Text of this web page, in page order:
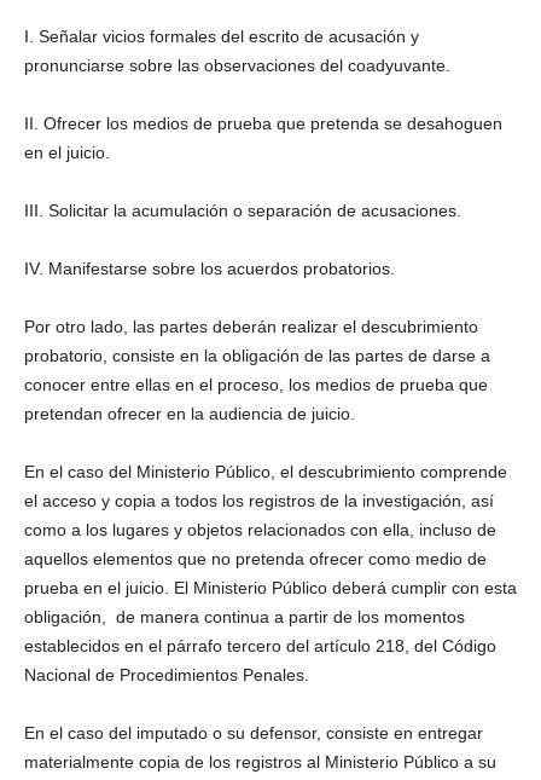
I. Señalar vicios formales del escrito de acusación y
pronunciarse sobre las observaciones del coadyuvante.
II. Ofrecer los medios de prueba que pretenda se desahoguen
en el juicio.
III. Solicitar la acumulación o separación de acusaciones.
IV. Manifestarse sobre los acuerdos probatorios.
Por otro lado, las partes deberán realizar el descubrimiento
probatorio, consiste en la obligación de las partes de darse a
conocer entre ellas en el proceso, los medios de prueba que
pretendan ofrecer en la audiencia de juicio.
En el caso del Ministerio Público, el descubrimiento comprende
el acceso y copia a todos los registros de la investigación, así
como a los lugares y objetos relacionados con ella, incluso de
aquellos elementos que no pretenda ofrecer como medio de
prueba en el juicio. El Ministerio Público deberá cumplir con esta
obligación, de manera continua a partir de los momentos
establecidos en el párrafo tercero del artículo 218, del Código
Nacional de Procedimientos Penales.
En el caso del imputado o su defensor, consiste en entregar
materialmente copia de los registros al Ministerio Público a su